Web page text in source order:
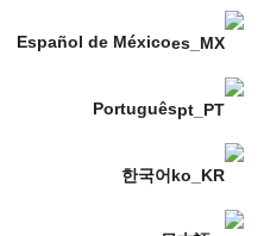
Español de México
Português
한국어